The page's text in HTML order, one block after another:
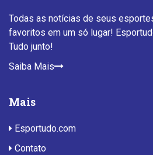
Todas as notícias de seus
favoritos em um só lugar!
Tudo junto!
Saiba Mais
Mais
Esportudo.com
Contato